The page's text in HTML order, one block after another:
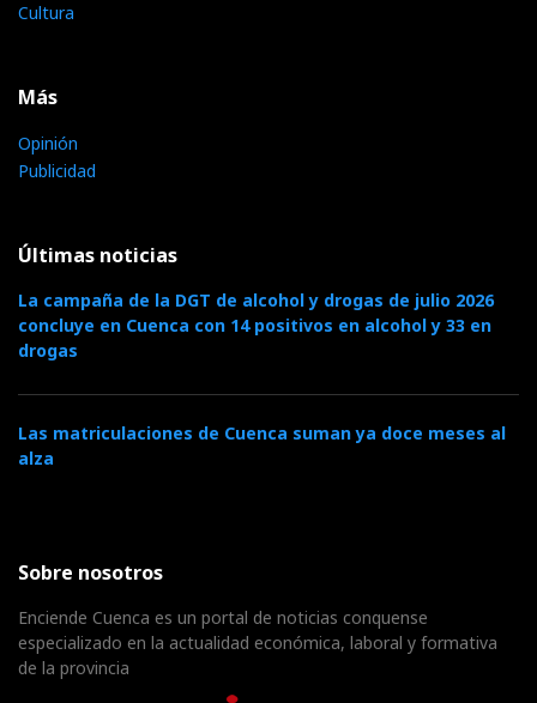
Cultura
Más
Opinión
Publicidad
Últimas noticias
La campaña de la DGT de alcohol y drogas de julio 2026
concluye en Cuenca con 14 positivos en alcohol y 33 en
drogas
Las matriculaciones de Cuenca suman ya doce meses al
alza
Sobre nosotros
Enciende Cuenca es un portal de noticias conquense
especializado en la actualidad económica, laboral y formativa
de la provincia